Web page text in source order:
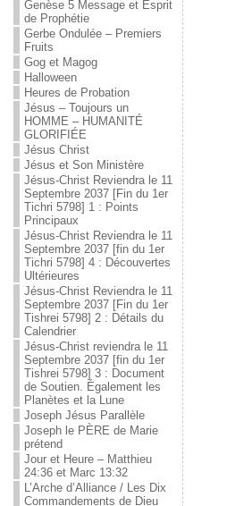
Genèse 5 Message et Esprit
de Prophétie
Gerbe Ondulée – Premiers
Fruits
Gog et Magog
Halloween
Heures de Probation
Jésus – Toujours un
HOMME – HUMANITÉ
GLORIFIÉE
Jésus Christ
Jésus et Son Ministère
Jésus-Christ Reviendra le 11
Septembre 2037 [Fin du 1er
Tichri 5798] 1 : Points
Principaux
Jésus-Christ Reviendra le 11
Septembre 2037 [fin du 1er
Tichri 5798] 4 : Découvertes
Ultérieures
Jésus-Christ Reviendra le 11
Septembre 2037 [Fin du 1er
Tishrei 5798] 2 : Détails du
Calendrier
Jésus-Christ reviendra le 11
Septembre 2037 [fin du 1er
Tishrei 5798] 3 : Document
de Soutien. Également les
Planètes et la Lune
Joseph Jésus Parallèle
Joseph le PÈRE de Marie
prétend
Jour et Heure – Matthieu
24:36 et Marc 13:32
L’Arche d’Alliance / Les Dix
Commandements de Dieu